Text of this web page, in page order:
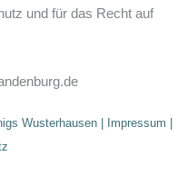
und für das Recht auf
Wusterhausen | Impressum